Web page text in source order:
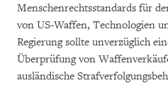
Menschenrechtsstandards für
von US-Waffen, Technologien
Regierung sollte unverzüglich
Überprüfung von
ausländische